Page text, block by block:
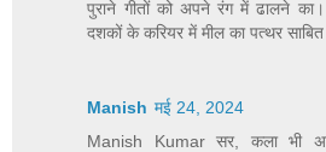
पुराने गीतों को अपने रंग में ढालने
दशकों के करियर में मील का पत्थर साबित
Manish मई 24, 2024
Manish Kumar सर, कला भी